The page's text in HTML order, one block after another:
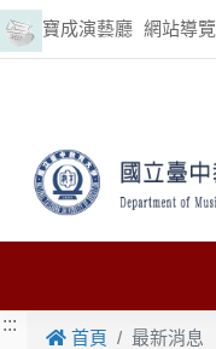
跳到主要內容
寶成演藝廳 網站導覽
:::
首頁 最新消息